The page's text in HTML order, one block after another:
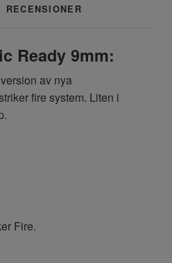
RECENSIONER
Ready 9mm:
av nya
fire system. Liten i
Fire.